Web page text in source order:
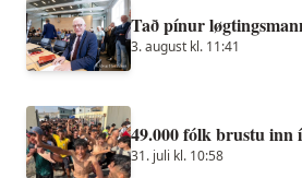
Tað pínur
3. august kl. 11:41
49.000 fólk brustu inn
31. juli kl. 10:58